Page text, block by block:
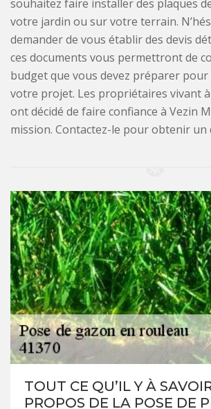
souhaitez faire installer des plaques
votre jardin ou sur votre terrain.
demander de vous établir des devis
ces documents vous permettront de
budget que vous devez préparer
votre projet. Les propriétaires vivant
ont décidé de faire confiance à Vezin
mission. Contactez-le pour obtenir un
TOUT CE QU’IL Y À
PROPOS DE LA POSE DE